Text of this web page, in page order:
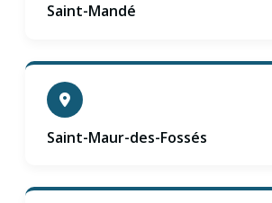
Saint-Mandé
Saint-Maur-des-Fossés